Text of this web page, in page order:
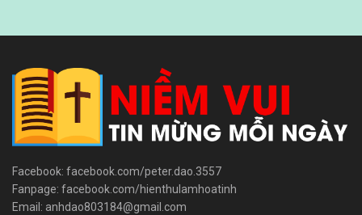
Facebook: facebook.com/peter.dao.3557
Fanpage: facebook.com/hienthulamhoatinh
Email: anhdao803184@gmail.com